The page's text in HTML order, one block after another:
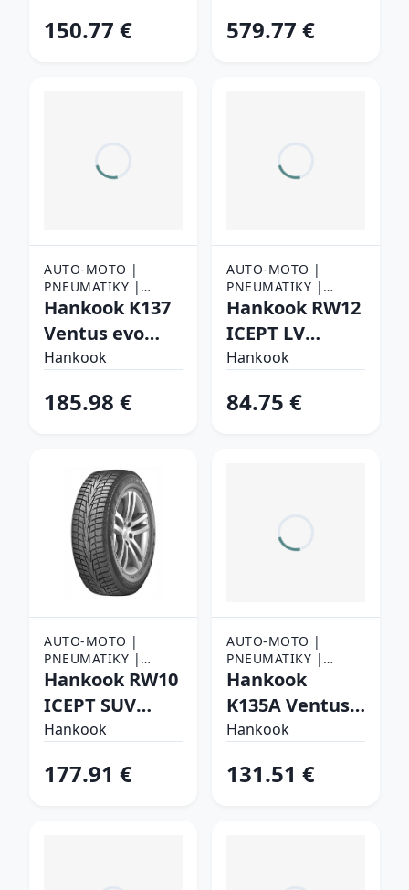
150.77 €
Zimné
579.77 €
AUTO-MOTO |
PNEUMATIKY |
OSOBNÉ
Hankook K137
Ventus evo
255/40 R20 101
Hankook
185.98 €
AUTO-MOTO |
PNEUMATIKY |
NÁKLADNÉ
Hankook RW12
ICEPT LV
195/70 R15C
Zimné
Hankook
84.75 €
AUTO-MOTO |
PNEUMATIKY |
OSOBNÉ
Hankook RW10
ICEPT SUV
235/55 R19 101
Hankook
177.91 €
AUTO-MOTO |
PNEUMATIKY |
OSOBNÉ
Hankook
K135A Ventus
Prime4 225/60
Hankook
131.51 €